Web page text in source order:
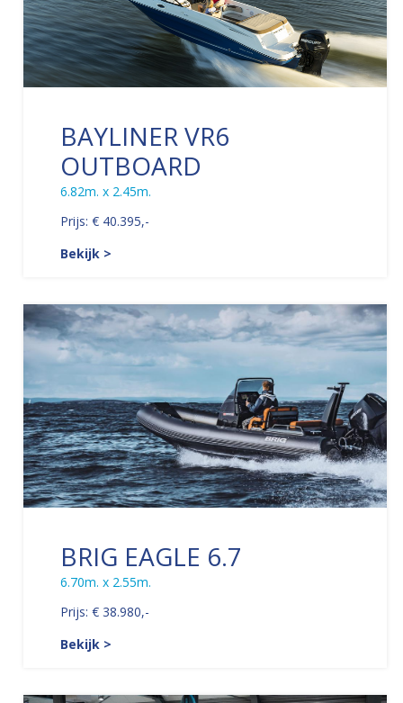
BAYLINER VR6
OUTBOARD
6.82m. x 2.45m.
Prijs: € 40.395,-
Bekijk >
BRIG EAGLE 6.7
6.70m. x 2.55m.
Prijs: € 38.980,-
Bekijk >